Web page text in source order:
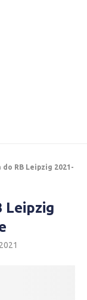
do RB Leipzig 2021-
Leipzig